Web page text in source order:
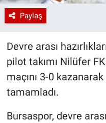
Paylaş
Devre arası
pilot takımı Nilüfer
maçını 3-0
tamamladı.
Bursaspor, devre